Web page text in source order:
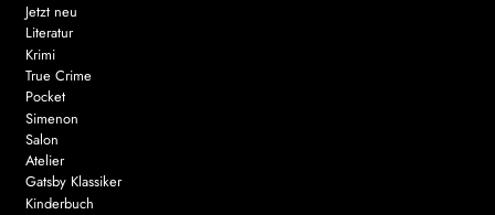
Jetzt neu
Literatur
Krimi
True Crime
Pocket
Simenon
Salon
Atelier
Gatsby Klassiker
Kinderbuch